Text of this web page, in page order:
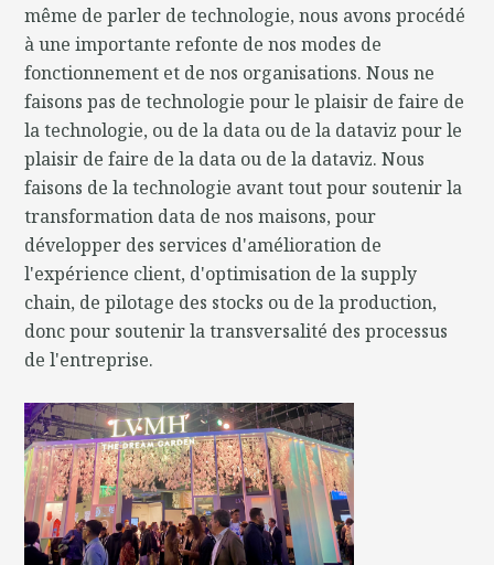
même de parler de technologie, nous avons procédé
à une importante refonte de nos modes de
fonctionnement et de nos organisations. Nous ne
faisons pas de technologie pour le plaisir de faire de
la technologie, ou de la data ou de la dataviz pour le
plaisir de faire de la data ou de la dataviz. Nous
faisons de la technologie avant tout pour soutenir la
transformation data de nos maisons, pour
développer des services d'amélioration de
l'expérience client, d'optimisation de la supply
chain, de pilotage des stocks ou de la production,
donc pour soutenir la transversalité des processus
de l'entreprise.